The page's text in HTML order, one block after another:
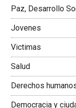
Paz, Desarrollo
Jovenes
Victimas
Salud
Derechos
Democracia y